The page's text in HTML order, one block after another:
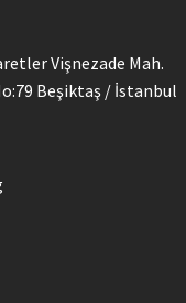
Vişnezade Mah.
Beşiktaş / İstanbul